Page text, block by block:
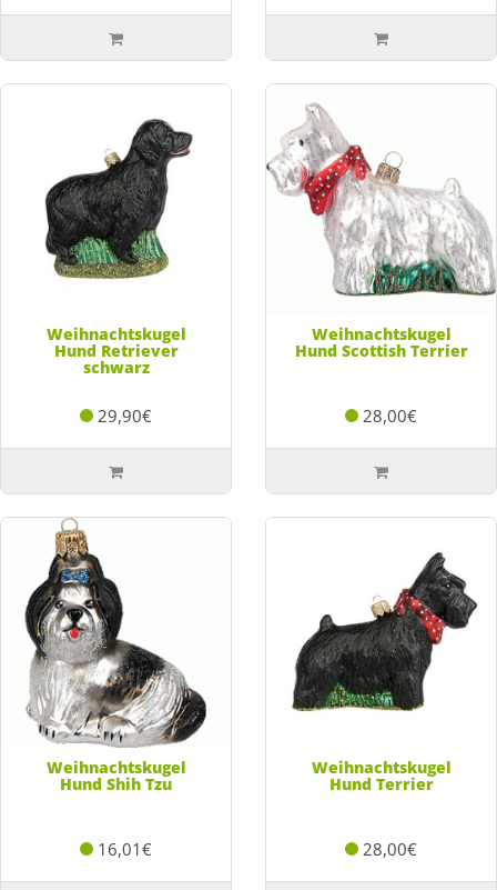
Weihnachtskugel
Hund Retriever
schwarz
29,90€
Weihnachtskugel
Hund Scottish Terrier
28,00€
Weihnachtskugel
Hund Shih Tzu
16,01€
Weihnachtskugel
Hund Terrier
28,00€